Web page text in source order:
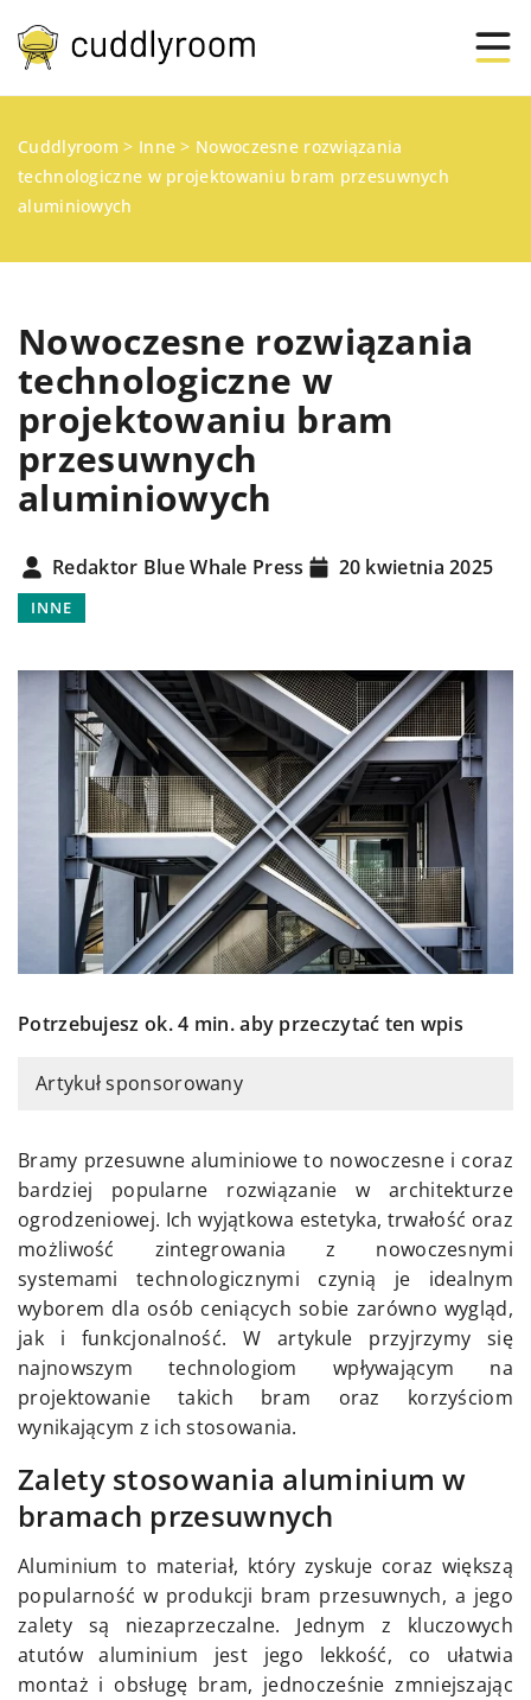
Cuddlyroom > Inne > Nowoczesne rozwiązania
technologiczne w projektowaniu bram przesuwnych
aluminiowych
Nowoczesne rozwiązania
technologiczne w
projektowaniu bram
przesuwnych
aluminiowych
Redaktor Blue Whale Press 20 kwietnia 2025
INNE
Potrzebujesz ok. 4 min. aby przeczytać ten wpis
Artykuł sponsorowany
Bramy przesuwne aluminiowe to nowoczesne i coraz
bardziej popularne rozwiązanie w architekturze
ogrodzeniowej. Ich wyjątkowa estetyka, trwałość oraz
możliwość zintegrowania z nowoczesnymi
systemami technologicznymi czynią je idealnym
wyborem dla osób ceniących sobie zarówno wygląd,
jak i funkcjonalność. W artykule przyjrzymy się
najnowszym technologiom wpływającym na
projektowanie takich bram oraz korzyściom
wynikającym z ich stosowania.
Zalety stosowania aluminium w
bramach przesuwnych
Aluminium to materiał, który zyskuje coraz większą
popularność w produkcji bram przesuwnych, a jego
zalety są niezaprzeczalne. Jednym z kluczowych
atutów aluminium jest jego lekkość, co ułatwia
montaż i obsługę bram, jednocześnie zmniejszając